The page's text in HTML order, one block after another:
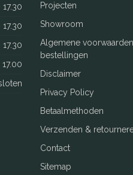
Projecten
Showroom
Algemene
bestellingen
Disclaimer
Privacy Policy
Betaalmethoden
Verzenden &
Contact
Sitemap